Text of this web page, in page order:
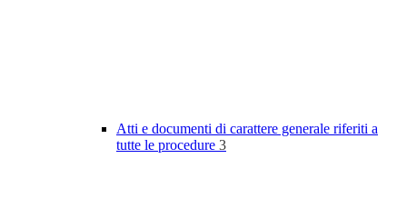
Atti e documenti di carattere generale riferiti a
tutte le procedure 3